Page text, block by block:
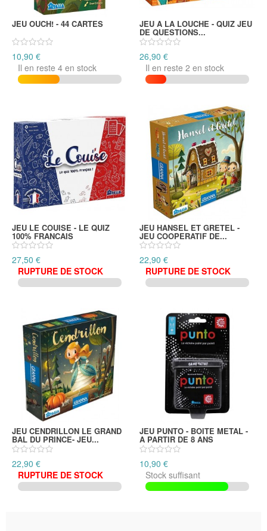
JEU OUCH! - 44 CARTES
10,90 €
Il en reste 4 en stock
JEU A LA LOUCHE - QUIZ JEU
DE QUESTIONS...
26,90 €
Il en reste 2 en stock
JEU LE COUISE - LE QUIZ
100% FRANCAIS
27,50 €
RUPTURE DE STOCK
JEU HANSEL ET GRETEL -
JEU COOPERATIF DE...
22,90 €
RUPTURE DE STOCK
JEU CENDRILLON LE GRAND
BAL DU PRINCE- JEU...
22,90 €
RUPTURE DE STOCK
JEU PUNTO - BOITE METAL -
A PARTIR DE 8 ANS
10,90 €
Stock suffisant